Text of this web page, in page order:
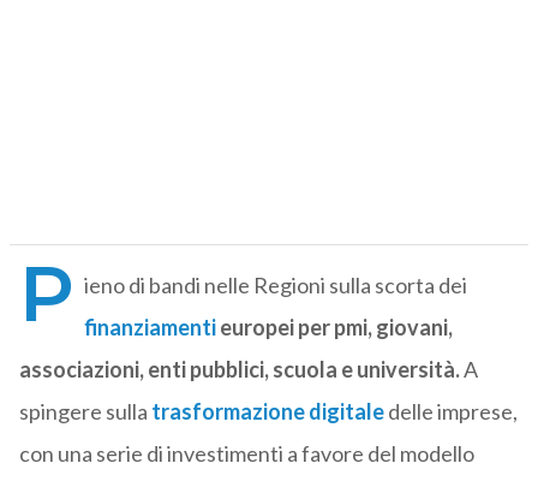
P ieno di bandi nelle Regioni sulla scorta dei
finanziamentieuropei per pmi, giovani,
associazioni, enti pubblici, scuola e università.A
spingere sulla trasformazione digitaledelle imprese,
con una serie di investimenti a favore del modello